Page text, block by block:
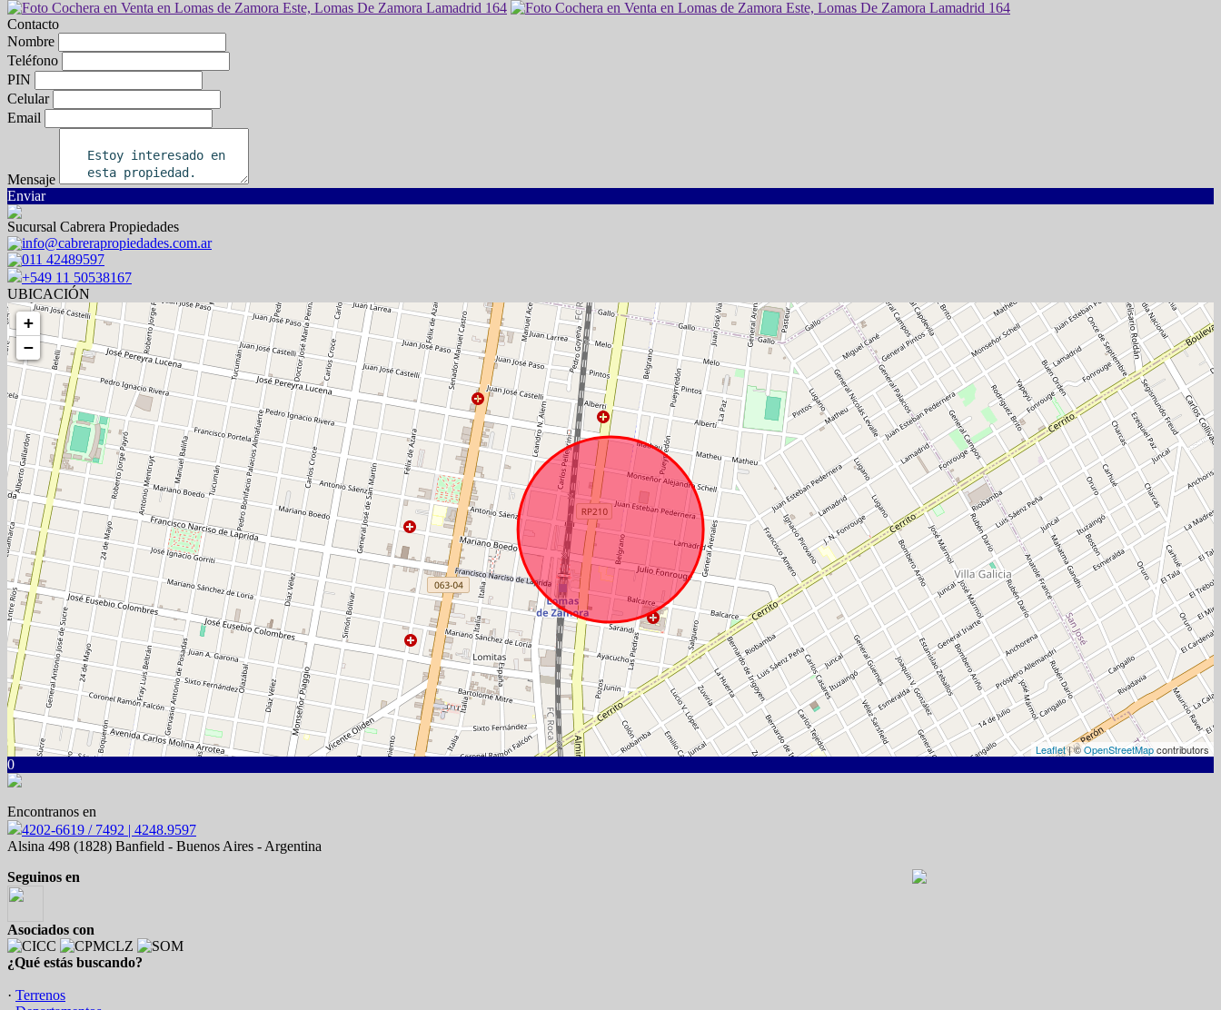
Contacto
Nombre
Teléfono
PIN
Celular
Email
Mensaje
Enviar
Sucursal Cabrera Propiedades
info@cabrerapropiedades.com.ar
011 42489597
+549 11 50538167
UBICACIÓN
+
−
Leaflet| ©OpenStreetMapcontributors
0
Encontranos en
4202-6619 / 7492 | 4248.9597
Alsina 498 (1828) Banfield - Buenos Aires - Argentina
Seguinos en
Asociados con
¿Qué estás buscando?
· Terrenos